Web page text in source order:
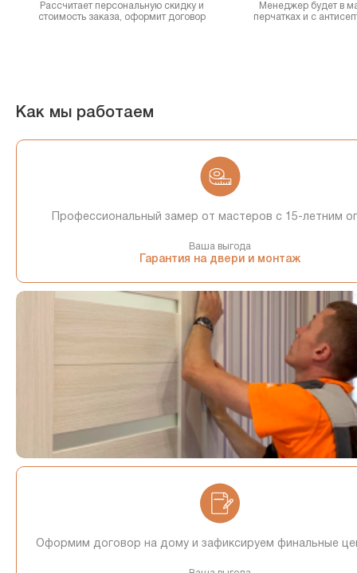
Рассчитает персональную скидку и
стоимость заказа, оформит договор
Менеджер будет в
перчатках и с
Как мы работаем
Профессиональный замер от мастеров с 15-летним
Ваша выгода
Гарантия на двери и монтаж
Оформим договор на дому и зафиксируем финальные